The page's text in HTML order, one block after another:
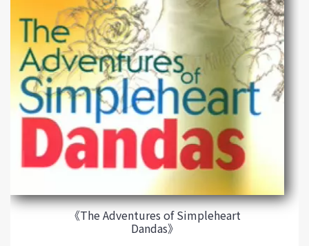
《The Adventures of Simpleheart
Dandas》